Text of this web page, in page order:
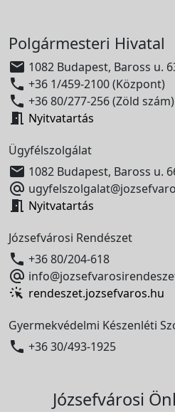
Polgármesteri Hivatal
 1082 Budapest, Baross u.
 +36 1/459-2100 (Központ)
 +36 80/277-256 (Zöld szám)
 Nyitvatartás
Ügyfélszolgálat
 1082 Budapest, Baross u.

 Nyitvatartás
Józsefvárosi Rendészet
 +36 80/204-618

rendeszet.jozsefvaros.hu
Gyermekvédelmi Készenléti
 +36 30/493-1925
Józsefvárosi